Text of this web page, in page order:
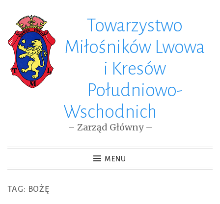
content
Towarzystwo
Miłośników Lwowa
i Kresów
Południowo-
Wschodnich
– Zarząd Główny –
MENU
TAG: BOŻĘ